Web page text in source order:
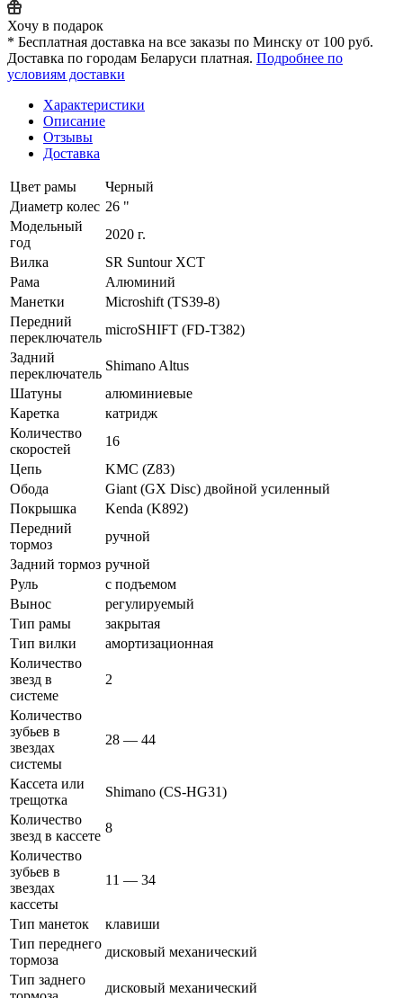
Хочу в подарок
* Бесплатная доставка на все заказы по Минску от 100 руб.
Доставка по городам Беларуси платная. Подробнее по
условиям доставки
Характеристики
Описание
Отзывы
Доставка
Цвет рамы
Черный
Диаметр колес 26 "
Модельный
год
2020 г.
Вилка
SR Suntour XCT
Рама
Алюминий
Манетки
Microshift (TS39-8)
Передний
переключатель
microSHIFT (FD-T382)
Задний
переключатель
Shimano Altus
Шатуны
алюминиевые
Каретка
катридж
Количество
скоростей
16
Цепь
KMC (Z83)
Обода
Giant (GX Disc) двойной усиленный
Покрышка
Kenda (K892)
Передний
тормоз
ручной
Задний тормоз ручной
Руль
с подъемом
Вынос
регулируемый
Тип рамы
закрытая
Тип вилки
амортизационная
Количество
звезд в
системе
2
Количество
зубьев в
звездах
системы
28 — 44
Кассета или
трещотка
Shimano (CS-HG31)
Количество
звезд в кассете
8
Количество
зубьев в
звездах
кассеты
11 — 34
Тип манеток
клавиши
Тип переднего
тормоза
дисковый механический
Тип заднего
дисковый механический